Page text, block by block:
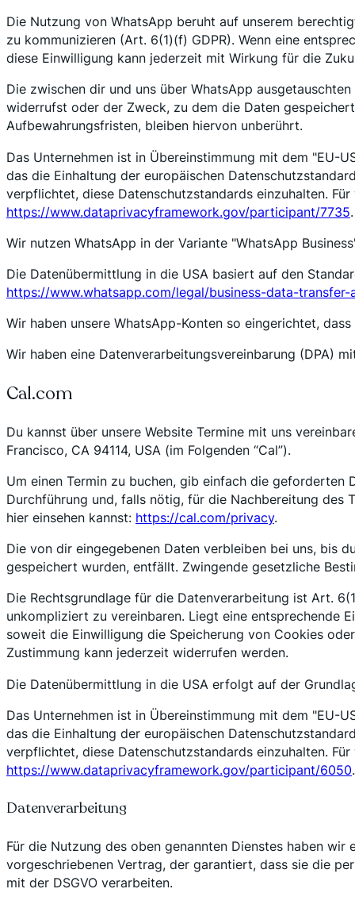
Die Nutzung von WhatsApp beruht auf unserem
zu kommunizieren (Art. 6(1)(f) GDPR). Wenn eine
diese Einwilligung kann jederzeit mit Wirkung für die
Die zwischen dir und uns über WhatsApp
widerrufst oder der Zweck, zu dem die Daten
Aufbewahrungsfristen, bleiben hiervon unberührt.
Das Unternehmen ist in Übereinstimmung mit dem "EU-
das die Einhaltung der europäischen
verpflichtet, diese Datenschutzstandards einzuhalten.
https://www.dataprivacyframework.gov/participant/7735.
Wir nutzen WhatsApp in der Variante "WhatsApp
Die Datenübermittlung in die USA basiert auf den
https://www.whatsapp.com/legal/business-data-transfer-
Wir haben unsere WhatsApp-Konten so eingerichtet,
Wir haben eine Datenverarbeitungsvereinbarung (DPA)
Cal.com
Du kannst über unsere Website Termine mit uns
Francisco, CA 94114, USA (im Folgenden “Cal”).
Um einen Termin zu buchen, gib einfach die geforderten
Durchführung und, falls nötig, für die Nachbereitung des
hier einsehen kannst: https://cal.com/privacy.
Die von dir eingegebenen Daten verbleiben bei uns, bis
gespeichert wurden, entfällt. Zwingende gesetzliche
Die Rechtsgrundlage für die Datenverarbeitung ist Art.
unkompliziert zu vereinbaren. Liegt eine entsprechende
soweit die Einwilligung die Speicherung von Cookies
Zustimmung kann jederzeit widerrufen werden.
Die Datenübermittlung in die USA erfolgt auf der
Das Unternehmen ist in Übereinstimmung mit dem "EU-
das die Einhaltung der europäischen
verpflichtet, diese Datenschutzstandards einzuhalten.
https://www.dataprivacyframework.gov/participant/6050.
Datenverarbeitung
Für die Nutzung des oben genannten Dienstes haben
vorgeschriebenen Vertrag, der garantiert, dass sie die
mit der DSGVO verarbeiten.